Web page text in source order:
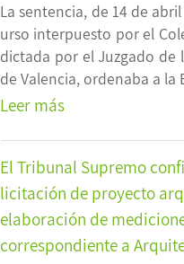
La sentencia, de 14 de
urso interpuesto por el
dictada por el Juzgado de
de Valencia, ordenaba a la
Leer más
El Tribunal Supremo
licitación de proyecto
elaboración de
correspondiente a